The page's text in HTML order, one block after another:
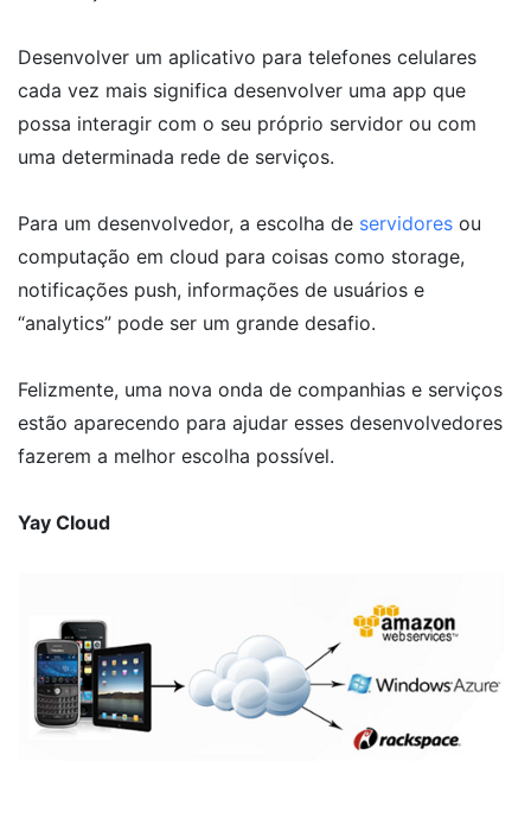
Desenvolver um aplicativo para telefones celulares
cada vez mais significa desenvolver uma app que
possa interagir com o seu próprio servidor ou com
uma determinada rede de serviços.
Para um desenvolvedor, a escolha de servidores ou
computação em cloud para coisas como storage,
notificações push, informações de usuários e
“analytics” pode ser um grande desafio.
Felizmente, uma nova onda de companhias e serviços
estão aparecendo para ajudar esses desenvolvedores
fazerem a melhor escolha possível.
Yay Cloud